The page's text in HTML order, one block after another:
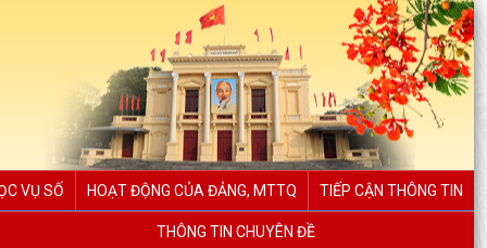
VỤ SỐ HOẠT ĐỘNG CỦA ĐẢNG, MTTQ TIẾP CẬN THÔNG TIN
THÔNG TIN CHUYÊN ĐỀ